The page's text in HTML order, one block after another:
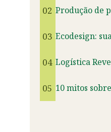
02 Produção de
03 Ecodesign:
04 Logística
05 10 mitos